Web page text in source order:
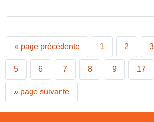
« page précédente 1 2 3
5 6 7 8 9 17
» page suivante